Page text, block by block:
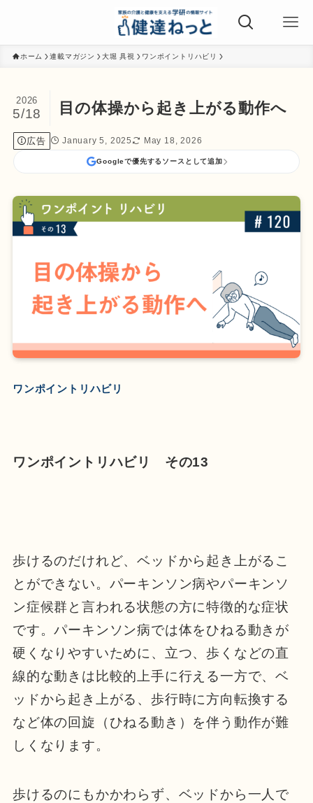
ホーム 連載マガジン 大堀 具視 ワンポイントリハビリ
目の体操から起き上がる動作へ
2026
5/18
広告 January 5, 2025 May 18, 2026
Googleで優先するソースとして追加
ワンポイントリハビリ
ワンポイントリハビリ その13
歩けるのだけれど、ベッドから起き上がるこ
とができない。パーキンソン病やパーキンソ
ン症候群と言われる状態の方に特徴的な症状
です。パーキンソン病では体をひねる動きが
硬くなりやすいために、立つ、歩くなどの直
線的な動きは比較的上手に行える一方で、ベ
ッドから起き上がる、歩行時に方向転換する
など体の回旋（ひねる動き）を伴う動作が難
しくなります。
歩けるのにもかかわらず、ベッドから一人で